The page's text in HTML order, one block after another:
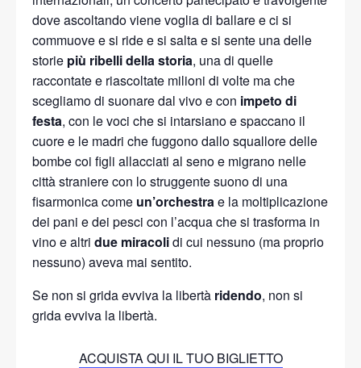
dove ascoltando viene voglia di ballare e ci si
commuove e si ride e si salta e si sente una delle
storie più ribelli della storia, una di quelle
raccontate e riascoltate milioni di volte ma che
scegliamo di suonare dal vivo e con impeto di
festa, con le voci che si intarsiano e spaccano il
cuore e le madri che fuggono dallo squallore delle
bombe coi figli allacciati al seno e migrano nelle
città straniere con lo struggente suono di una
fisarmonica come un’orchestrae la moltiplicazione
dei pani e dei pesci con l’acqua che si trasforma in
vino e altri due miracolidi cui nessuno (ma proprio
nessuno) aveva mai sentito.
Se non si grida evviva la libertà ridendo, non si
grida evviva la libertà.
ACQUISTA QUI IL TUO BIGLIETTO